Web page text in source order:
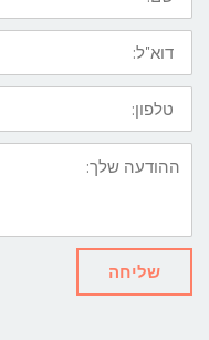
דוא"ל:
טלפון:
ההודעה
שלך:
שליחה